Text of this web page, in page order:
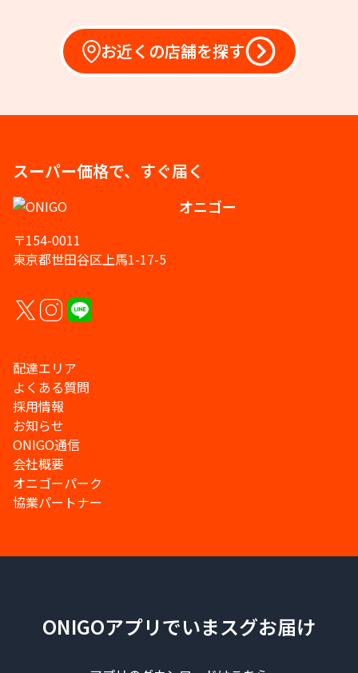
お近くの店舗を探す
スーパー価格で、すぐ届く
オニゴー
〒154-0011
東京都世田谷区上馬1-17-5
配達エリア
よくある質問
採用情報
お知らせ
ONIGO通信
会社概要
オニゴーパーク
協業パートナー
ONIGOアプリでいまスグお届け